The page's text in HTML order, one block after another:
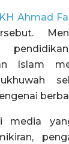
KH Ahmad
Islam
media